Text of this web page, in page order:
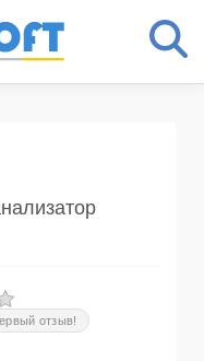
отзыв!